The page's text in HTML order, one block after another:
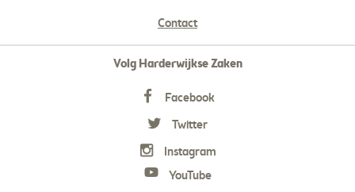
Contact
Volg Harderwijkse Zaken
Facebook
Twitter
Instagram
YouTube